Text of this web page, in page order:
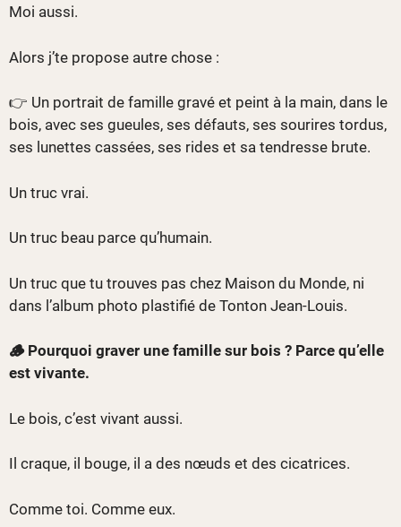
Moi aussi.
Alors j’te propose autre chose :
👉 Un portrait de famille gravé et peint à la main, dans le
bois, avec ses gueules, ses défauts, ses sourires tordus,
ses lunettes cassées, ses rides et sa tendresse brute.
Un truc vrai.
Un truc beau parce qu’humain.
Un truc que tu trouves pas chez Maison du Monde, ni
dans l’album photo plastifié de Tonton Jean-Louis.
🪵 Pourquoi graver une famille sur bois ? Parce qu’elle
est vivante.
Le bois, c’est vivant aussi.
Il craque, il bouge, il a des nœuds et des cicatrices.
Comme toi. Comme eux.